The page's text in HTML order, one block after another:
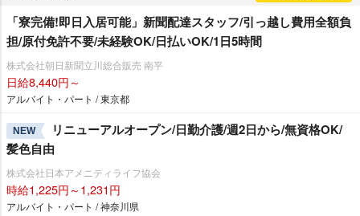
「寮完備!即日入居可能」新聞配達スタッフ/引っ越し費用全額負
担/原付免許不要/未経験OK/日払いOK/1日5時間
株式会社朝日新聞立川総合販売 南平
日給8,440円～
アルバイト・パート / 東京都
NEW
リニューアルオープン/日勤介護/週2日から/無資格OK/
髪色自由
株式会社日本アメニティライフ協会
時給1,225円～1,231円
アルバイト・パート / 神奈川県